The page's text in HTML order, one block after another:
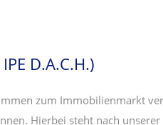
IPE D.A.C.H.)
zum Immobilienmarkt
Hierbei steht nach